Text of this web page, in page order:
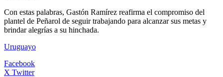
Con estas palabras, Gastón Ramírez reafirma el compromiso del
plantel de Peñarol de seguir trabajando para alcanzar sus metas y
brindar alegrías a su hinchada.
Uruguayo
Facebook
X Twitter